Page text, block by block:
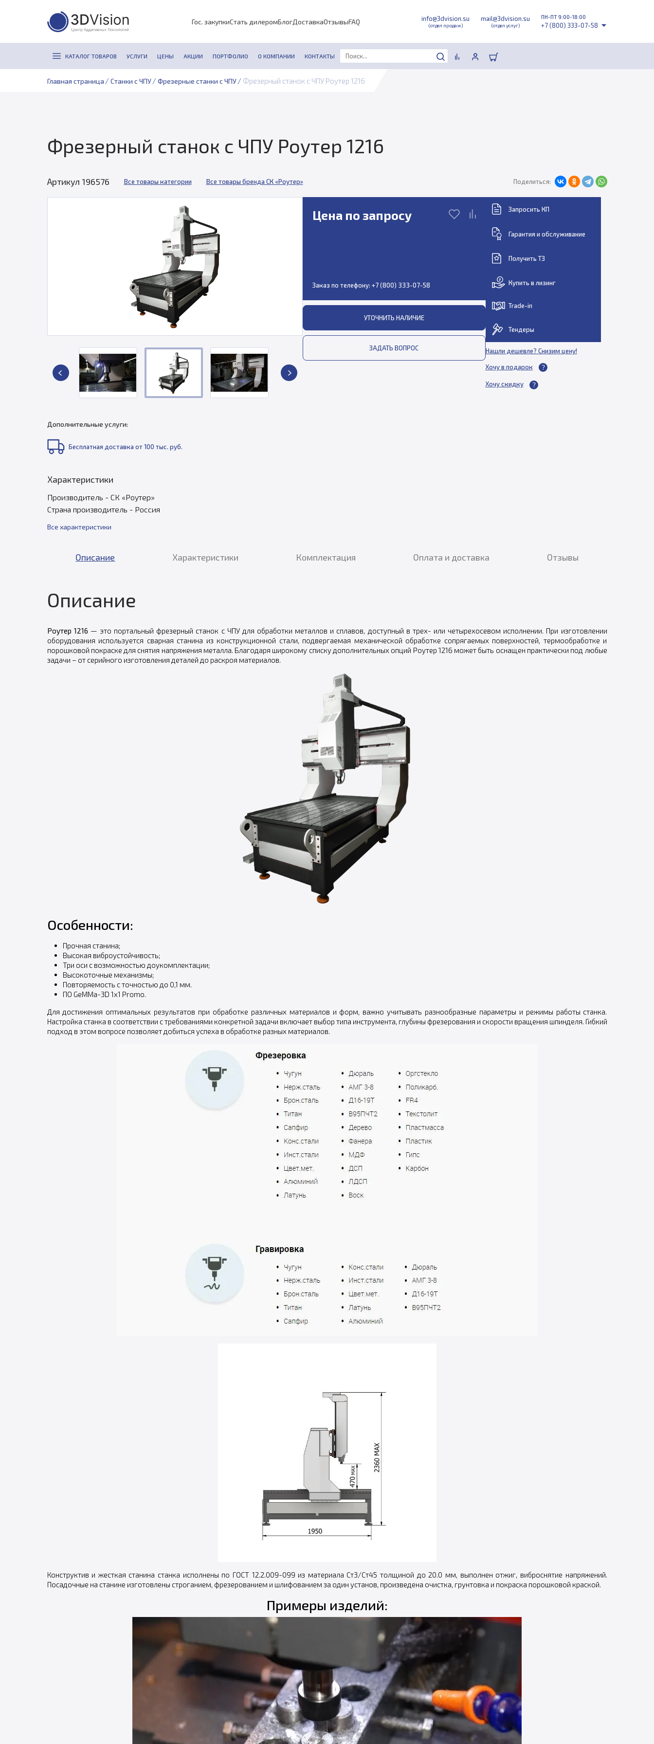
Гос. закупкиСтать дилеромБлогДоставкаОтзывыFAQ info@3dvision.su
(отдел продаж)
mail@3dvision.su
(отдел услуг)
ПН-ПТ 9:00-18:00
+7 (800) 333-07-58
КАТАЛОГ ТОВАРОВ УСЛУГИ ЦЕНЫ АКЦИИ ПОРТФОЛИО О КОМПАНИИ КОНТАКТЫ
Главная страница / Станки с ЧПУ / Фрезерные станки с ЧПУ / Фрезерный станок с ЧПУ Роутер 1216
Фрезерный станок с ЧПУ Роутер 1216
Артикул 196576 Все товары категории Все товары бренда СК «Роутер» Поделиться:
Цена по запросу
Заказ по телефону: +7 (800) 333-07-58
УТОЧНИТЬ НАЛИЧИЕ
ЗАДАТЬ ВОПРОС
Запросить КП
Гарантия и обслуживание
Получить ТЗ
Купить в лизинг
Trade-in
Тендеры
Нашли дешевле? Снизим цену!
Хочу в подарок
Хочу скидку
Дополнительные услуги:
Бесплатная доставка от 100 тыс. руб.
Характеристики
Производитель - СК «Роутер»
Страна производитель - Россия
Все характеристики
Описание Характеристики Комплектация Оплата и доставка Отзывы
Описание
Роутер 1216 — это портальный фрезерный станок с ЧПУ для обработки металлов и сплавов, доступный в трех- или четырехосевом исполнении. При изготовлении
оборудования используется сварная станина из конструкционной стали, подвергаемая механической обработке сопрягаемых поверхностей, термообработке и
порошковой покраске для снятия напряжения металла. Благодаря широкому списку дополнительных опций Роутер 1216 может быть оснащен практически под любые
задачи – от серийного изготовления деталей до раскроя материалов.
Особенности:
Прочная станина;
Высокая виброустойчивость;
Три оси с возможностью доукомплектации;
Высокоточные механизмы;
Повторяемость с точностью до 0,1 мм.
ПО GеММа-3D 1х1 Promo.
Для достижения оптимальных результатов при обработке различных материалов и форм, важно учитывать разнообразные параметры и режимы работы станка.
Настройка станка в соответствии с требованиями конкретной задачи включает выбор типа инструмента, глубины фрезерования и скорости вращения шпинделя. Гибкий
подход в этом вопросе позволяет добиться успеха в обработке разных материалов.
Конструктив и жесткая станина станка исполнены по ГОСТ 12.2.009-099 из материала Ст3/Ст45 толщиной до 20.0 мм, выполнен отжиг, виброснятие напряжений.
Посадочные на станине изготовлены строганием, фрезерованием и шлифованием за один установ, произведена очистка, грунтовка и покраска порошковой краской.
Примеры изделий: